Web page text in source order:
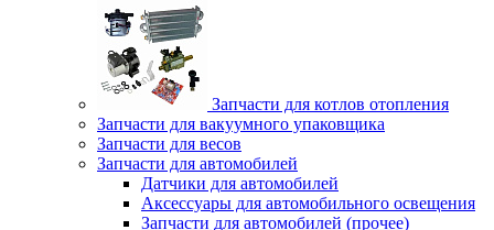
Запчасти для котлов отопления
Запчасти для вакуумного упаковщика
Запчасти для весов
Запчасти для автомобилей
Датчики для автомобилей
Аксессуары для автомобильного освещения
Запчасти для автомобилей (прочее)